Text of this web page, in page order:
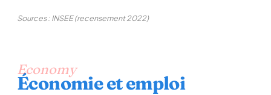
Sources : INSEE (recensement 2022)
Economy
Économie et emploi